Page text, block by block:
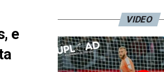
e
VIDEO